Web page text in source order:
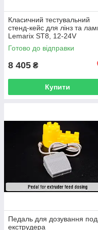
Класичний тестувальний
стенд-кейс для лінз та
Lemarix ST8, 12-24V
Готово до відправки
8 405 ₴
Купити
Педаль для дозування
екструдера